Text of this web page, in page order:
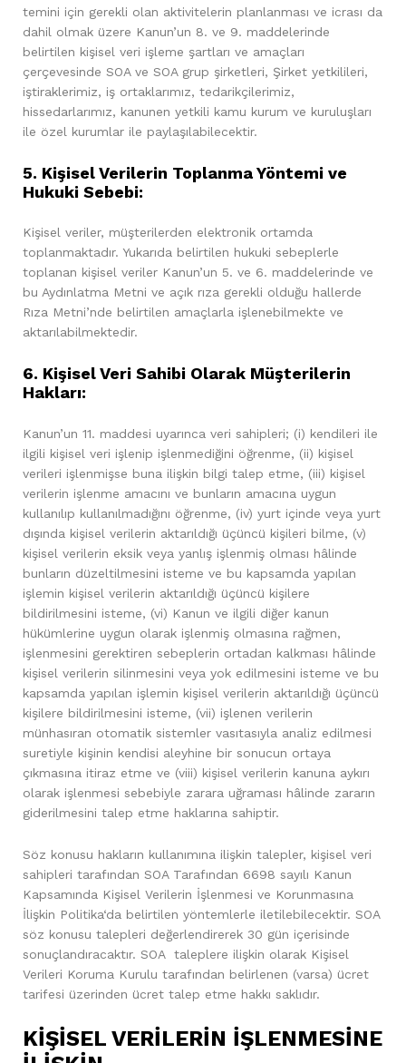
temini için gerekli olan aktivitelerin planlanması ve icrası da
dahil olmak üzere Kanun’un 8. ve 9. maddelerinde
belirtilen kişisel veri işleme şartları ve amaçları
çerçevesinde SOA ve SOA grup şirketleri, Şirket yetkilileri,
iştiraklerimiz, iş ortaklarımız, tedarikçilerimiz,
hissedarlarımız, kanunen yetkili kamu kurum ve kuruluşları
ile özel kurumlar ile paylaşılabilecektir.
5. Kişisel Verilerin Toplanma Yöntemi ve
Hukuki Sebebi:
Kişisel veriler, müşterilerden elektronik ortamda
toplanmaktadır. Yukarıda belirtilen hukuki sebeplerle
toplanan kişisel veriler Kanun’un 5. ve 6. maddelerinde ve
bu Aydınlatma Metni ve açık rıza gerekli olduğu hallerde
Rıza Metni’nde belirtilen amaçlarla işlenebilmekte ve
aktarılabilmektedir.
6. Kişisel Veri Sahibi Olarak Müşterilerin
Hakları:
Kanun’un 11. maddesi uyarınca veri sahipleri; (i) kendileri ile
ilgili kişisel veri işlenip işlenmediğini öğrenme, (ii) kişisel
verileri işlenmişse buna ilişkin bilgi talep etme, (iii) kişisel
verilerin işlenme amacını ve bunların amacına uygun
kullanılıp kullanılmadığını öğrenme, (iv) yurt içinde veya yurt
dışında kişisel verilerin aktarıldığı üçüncü kişileri bilme, (v)
kişisel verilerin eksik veya yanlış işlenmiş olması hâlinde
bunların düzeltilmesini isteme ve bu kapsamda yapılan
işlemin kişisel verilerin aktarıldığı üçüncü kişilere
bildirilmesini isteme, (vi) Kanun ve ilgili diğer kanun
hükümlerine uygun olarak işlenmiş olmasına rağmen,
işlenmesini gerektiren sebeplerin ortadan kalkması hâlinde
kişisel verilerin silinmesini veya yok edilmesini isteme ve bu
kapsamda yapılan işlemin kişisel verilerin aktarıldığı üçüncü
kişilere bildirilmesini isteme, (vii) işlenen verilerin
münhasıran otomatik sistemler vasıtasıyla analiz edilmesi
suretiyle kişinin kendisi aleyhine bir sonucun ortaya
çıkmasına itiraz etme ve (viii) kişisel verilerin kanuna aykırı
olarak işlenmesi sebebiyle zarara uğraması hâlinde zararın
giderilmesini talep etme haklarına sahiptir.
Söz konusu hakların kullanımına ilişkin talepler, kişisel veri
sahipleri tarafından SOA Tarafından 6698 sayılı Kanun
Kapsamında Kişisel Verilerin İşlenmesi ve Korunmasına
İlişkin Politika‘da belirtilen yöntemlerle iletilebilecektir. SOA
söz konusu talepleri değerlendirerek 30 gün içerisinde
sonuçlandıracaktır. SOA taleplere ilişkin olarak Kişisel
Verileri Koruma Kurulu tarafından belirlenen (varsa) ücret
tarifesi üzerinden ücret talep etme hakkı saklıdır.
KİŞİSEL VERİLERİN İŞLENMESİNE